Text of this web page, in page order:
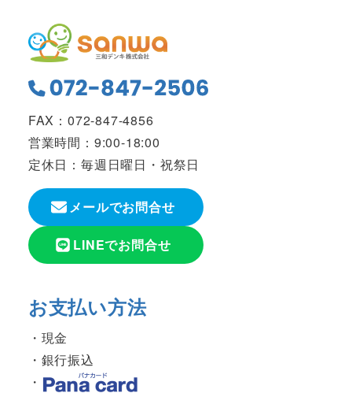
FAX：072-847-4856
営業時間：9:00-18:00
定休日：毎週日曜日・祝祭日
メールでお問合せ
LINEでお問合せ
お支払い方法
現金
銀行振込